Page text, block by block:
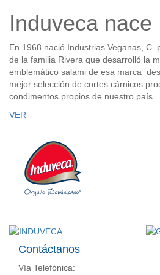
Induveca nace
En 1968 nació Industrias Veganas, C.
de la familia Rivera que desarrolló la
emblemático salami de esa marca
mejor selección de cortes cárnicos
condimentos propios de nuestro país.
VER
Contáctanos
Vía Telefónica: